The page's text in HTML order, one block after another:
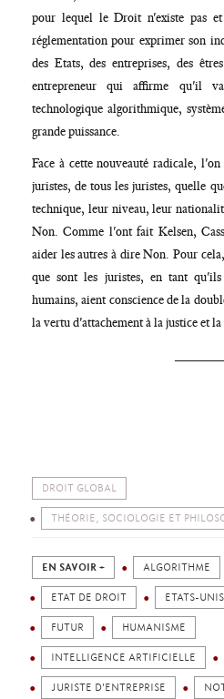
pour lequel le Droit n'existe pas
réglementation pour exprimer son
des Etats, des entreprises, des
entrepreneur qui affirme qu'il
technologique algorithmique,
grande puissance.
Face à cette nouveauté radicale,
juristes, de tous les juristes, quelle
technique, leur niveau, leur
Non. Comme l'ont fait Kelsen,
aider les autres à dire Non. Pour
que sont les juristes, en tant qu'ils
humains, aient conscience de la
la vertu d'attachement à la justice et
DROIT GLOBAL
THÉORIE, SOCIOLOGIE ET
EN SAVOIR + ALGORITHME
ETAT DE DROIT ETATS-UNIS
FUTUR HUMANISME
INTELLIGENCE ARTIFICIELLE
JURISTE D'ENTREPRISE